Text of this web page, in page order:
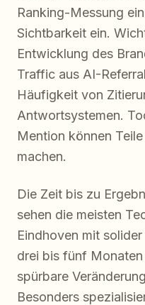
Ranking-Messung
Sichtbarkeit ein.
Entwicklung des
Traffic aus AI-
Häufigkeit von
Antwortsystemen.
Mention können
machen.
Die Zeit bis zu
sehen die meisten
Eindhoven mit
drei bis fünf
spürbare
Besonders